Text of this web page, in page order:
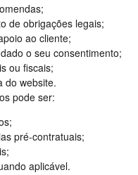
de obrigações legais;
ao cliente;
o seu consentimento;
ou fiscais;
do website.
pode ser:
pré-contratuais;
aplicável.